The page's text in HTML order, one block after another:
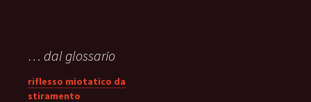
… dal glossario
riflesso miotatico da
stiramento